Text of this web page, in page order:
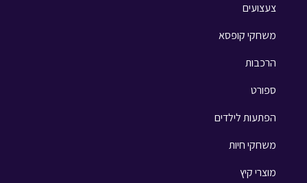
צעצועים
משחקי קופסא
הרכבות
ספורט
הפתעות לילדים
משחקי חיות
מוצרי קיץ